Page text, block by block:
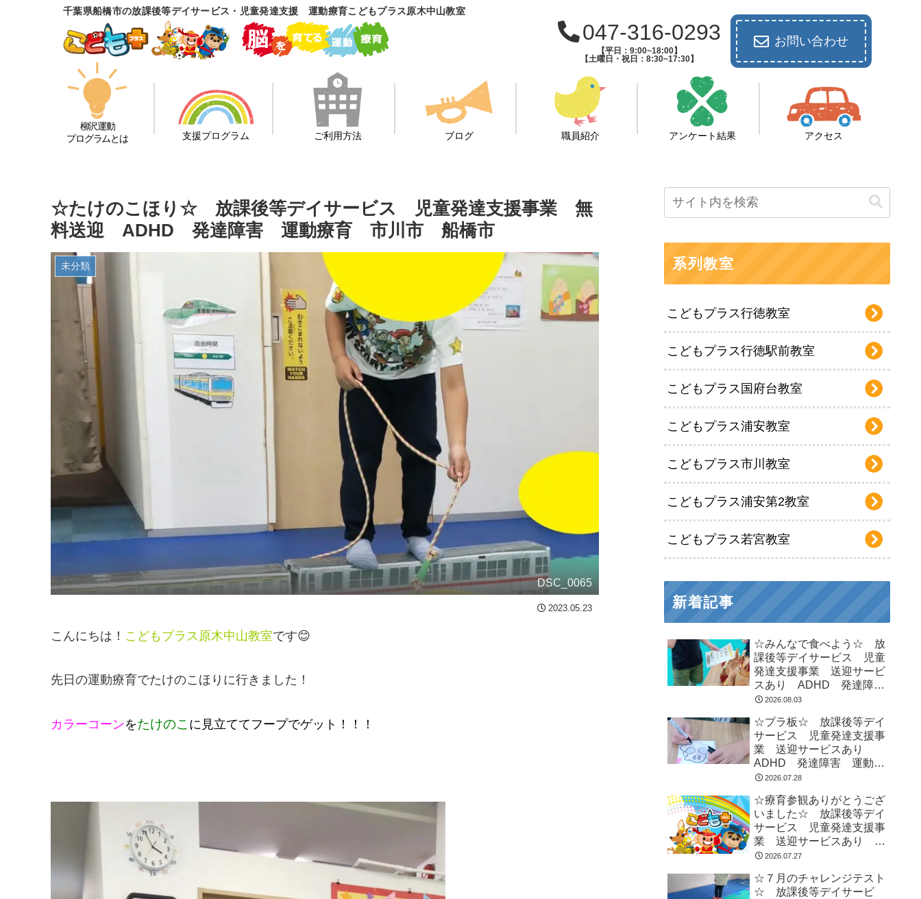
千葉県船橋市の放課後等デイサービス・児童発達支援 運動療育こどもプラス原木中山教室
047-316-0293
【平日：9:00~18:00】
【土曜日・祝日：8:30~17:30】
お問い合わせ
柳沢運動
プログラムとは
支援プログラム ご利用方法 ブログ 職員紹介 アンケート結果 アクセス
☆たけのこほり☆ 放課後等デイサービス 児童発達支援事業 無
料送迎 ADHD 発達障害 運動療育 市川市 船橋市
未分類
DSC_0065
2023.05.23
こんにちは！ こどもプラス原木中山教室です😊
先日の運動療育でたけのこほりに行きました！
カラーコーンをたけのこ に見立ててフープでゲット！！！
系列教室
こどもプラス行徳教室
こどもプラス行徳駅前教室
こどもプラス国府台教室
こどもプラス浦安教室
こどもプラス市川教室
こどもプラス浦安第2教室
こどもプラス若宮教室
新着記事
☆みんなで食べよう☆ 放
課後等デイサービス 児童
発達支援事業 送迎サービ
スあり ADHD 発達障
害 運動療育 市川市 船
2026.08.03
☆プラ板☆ 放課後等デイ
サービス 児童発達支援事
業 送迎サービスあり
ADHD 発達障害 運動療
育 市川市 船橋市
2026.07.28
☆療育参観ありがとうござ
いました☆ 放課後等デイ
サービス 児童発達支援事
業 送迎サービスあり
ADHD 発達障害 運動療
2026.07.27
☆７月のチャレンジテスト
☆ 放課後等デイサービ